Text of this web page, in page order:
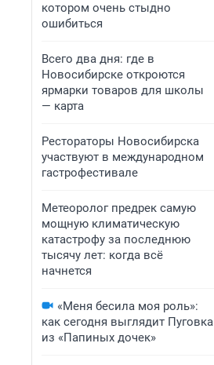
котором очень стыдно
ошибиться
Всего два дня: где в
Новосибирске откроются
ярмарки товаров для школы
— карта
Рестораторы Новосибирска
участвуют в международном
гастрофестивале
Метеоролог предрек самую
мощную климатическую
катастрофу за последнюю
тысячу лет: когда всё
начнется
«Меня бесила моя роль»:
как сегодня выглядит Пуговка
из «Папиных дочек»